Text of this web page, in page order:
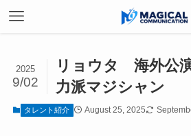
リョウタ 海外公
力派マジシャン
2025
9/02
タレント紹介 August 25, 2025